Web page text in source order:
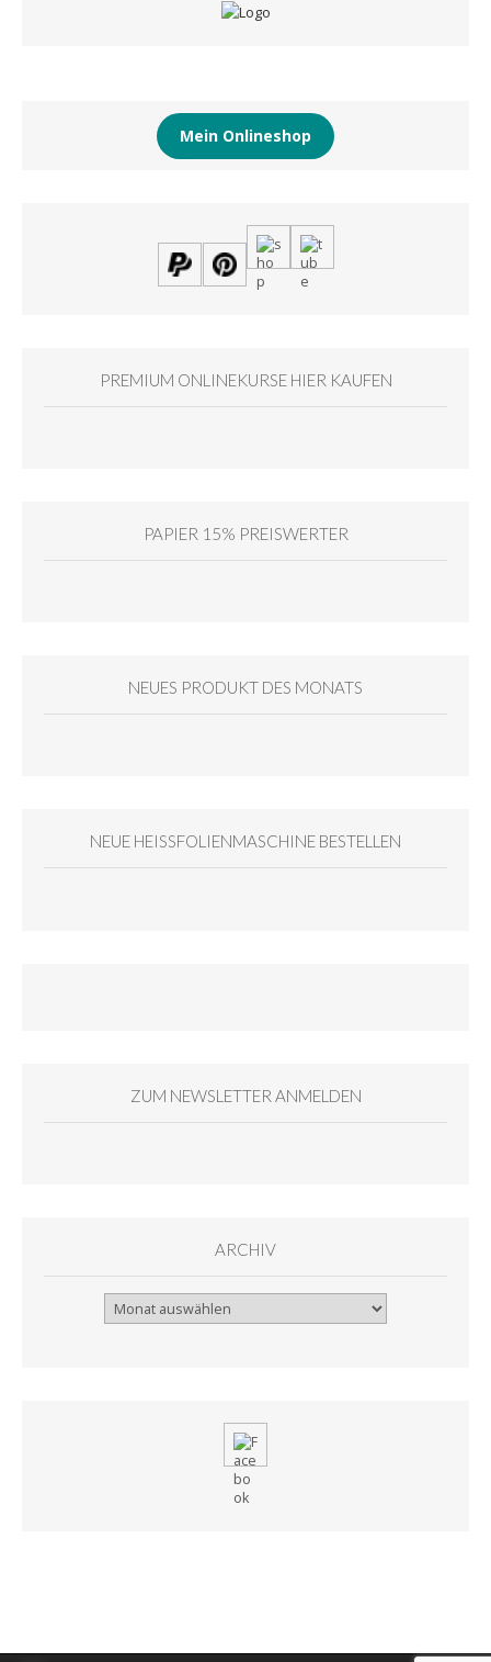
Mein Onlineshop
PREMIUM ONLINEKURSE HIER KAUFEN
PAPIER 15% PREISWERTER
NEUES PRODUKT DES MONATS
NEUE HEISSFOLIENMASCHINE BESTELLEN
ZUM NEWSLETTER ANMELDEN
ARCHIV
Archiv